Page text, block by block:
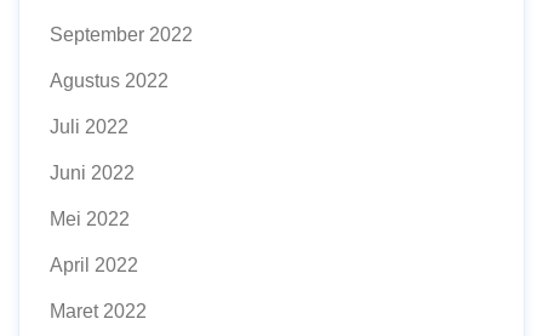
September 2022
Agustus 2022
Juli 2022
Juni 2022
Mei 2022
April 2022
Maret 2022